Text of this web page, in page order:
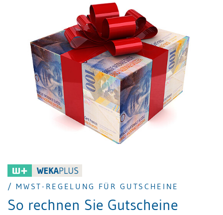
Innenumsätze, Vorsteuerabzug und Deklaration
gegenüber der ESTV zu behandeln sind. Dieser
Beitrag gibt einen Überblick über die wichtigsten
Regeln und zeigt, worauf Unternehmen in der Praxis
achten müssen.
/ MWST-REGELUNG FÜR GUTSCHEINE
So rechnen Sie Gutscheine